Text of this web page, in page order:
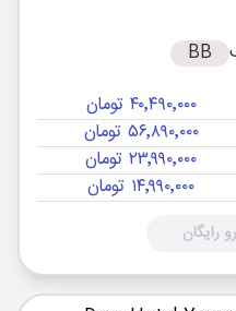
BB
۴۰٬۴۹۰٬۰۰۰ تومان
۵۶٬۸۹۰٬۰۰۰ تومان
۲۳٬۹۹۰٬۰۰۰ تومان
۱۴٬۹۹۰٬۰۰۰ تومان
رایگان